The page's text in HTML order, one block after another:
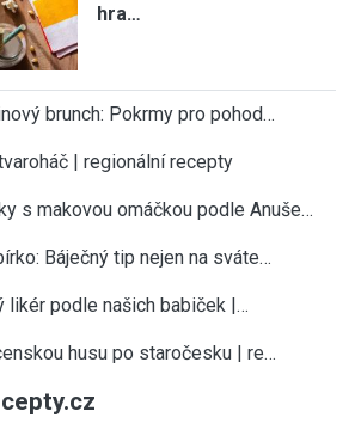
hra…
brunch: Pokrmy pro pohod…
| regionální recepty
s makovou omáčkou podle Anuše…
Báječný tip nejen na sváte…
likér podle našich babiček |…
husu po staročesku | re…